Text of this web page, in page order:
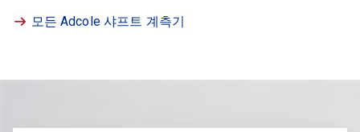
모든 Adcole 샤프트 계측기